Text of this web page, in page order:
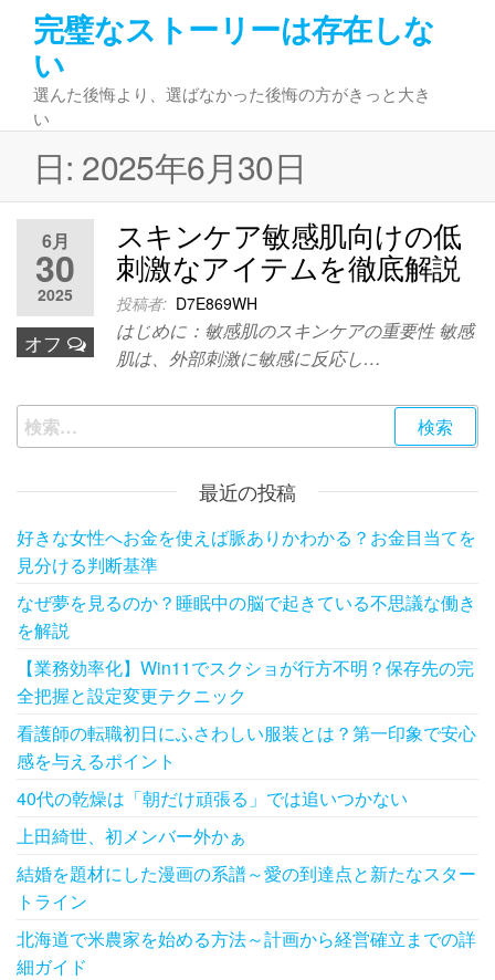
キ
完璧なストーリーは存在しな
い
選んた後悔より、選ばなかった後悔の方がきっと大き
い
日: 2025年6月30日
6月
30
2025
オフ
スキンケア敏感肌向けの低
刺激なアイテムを徹底解説
投稿者: D7E869WH
はじめに：敏感肌のスキンケアの重要性 敏感
肌は、外部刺激に敏感に反応し…
検
索:
最近の投稿
好きな女性へお金を使えば脈ありかわかる？お金目当てを
見分ける判断基準
なぜ夢を見るのか？睡眠中の脳で起きている不思議な働き
を解説
【業務効率化】Win11でスクショが行方不明？保存先の完
全把握と設定変更テクニック
看護師の転職初日にふさわしい服装とは？第一印象で安心
感を与えるポイント
40代の乾燥は「朝だけ頑張る」では追いつかない
上田綺世、初メンバー外かぁ
結婚を題材にした漫画の系譜～愛の到達点と新たなスター
トライン
北海道で米農家を始める方法～計画から経営確立までの詳
細ガイド